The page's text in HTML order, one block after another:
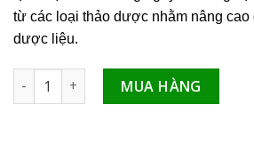
từ các loại thảo dược nhằm nâng
dược liệu.
Trà thanh nhiệt Thái Bình thanh
MUA HÀNG